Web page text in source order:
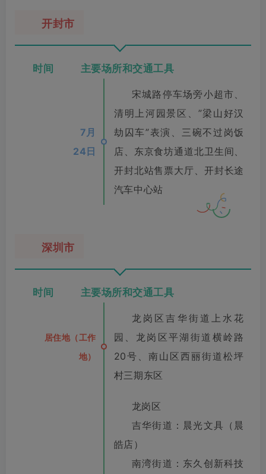
开封市
时间 主要场所和交通工具
7月
24日
宋城路停车场旁小超市、
清明上河园景区、”梁山好汉
劫囚车”表演、三碗不过岗饭
店、东京食坊通道北卫生间、
开封北站售票大厅、开封长途
汽车中心站
深圳市
时间 主要场所和交通工具
居住地（工作
地）
龙岗区吉华街道上水花
园、龙岗区平湖街道横岭路
20号、南山区西丽街道松坪
村三期东区
龙岗区
吉华街道：晨光文具（晨
皓店）
南湾街道：东久创新科技